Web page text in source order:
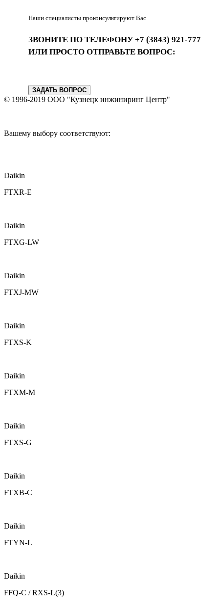
Наши специалисты проконсультируют Вас
ЗВОНИТЕ ПО ТЕЛЕФОНУ +7 (3843) 921-777
ИЛИ ПРОСТО ОТПРАВЬТЕ ВОПРОС:
ЗАДАТЬ ВОПРОС
© 1996-2019 ООО "Кузнецк инжиниринг Центр"
Вашему выбору соответствуют:
Daikin
FTXR-E
Daikin
FTXG-LW
Daikin
FTXJ-MW
Daikin
FTXS-K
Daikin
FTXM-M
Daikin
FTXS-G
Daikin
FTXB-C
Daikin
FTYN-L
Daikin
FFQ-C / RXS-L(3)